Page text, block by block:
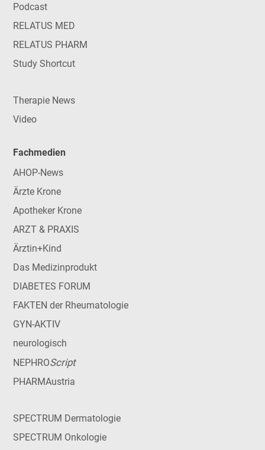
Podcast
RELATUS MED
RELATUS PHARM
Study Shortcut
Therapie News
Video
Fachmedien
AHOP-News
Ärzte Krone
Apotheker Krone
ARZT & PRAXIS
Ärztin+Kind
Das Medizinprodukt
DIABETES FORUM
FAKTEN der Rheumatologie
GYN-AKTIV
neurologisch
NEPHROScript
PHARMAustria
SPECTRUM Dermatologie
SPECTRUM Onkologie